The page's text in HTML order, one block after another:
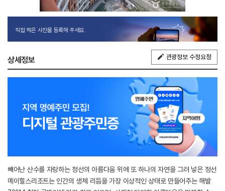
직접 찍은 사진을 등록해 주세요.
상세정보 관광정보 수정요청
빼어난 산수를 자랑하는 정선의 아름다움 위에 또 하나의 자연을 그려 넣은 정선
메이힐스리조트는 인간의 생체 리듬을 가장 이상적인 상태로 만들어주는 해발